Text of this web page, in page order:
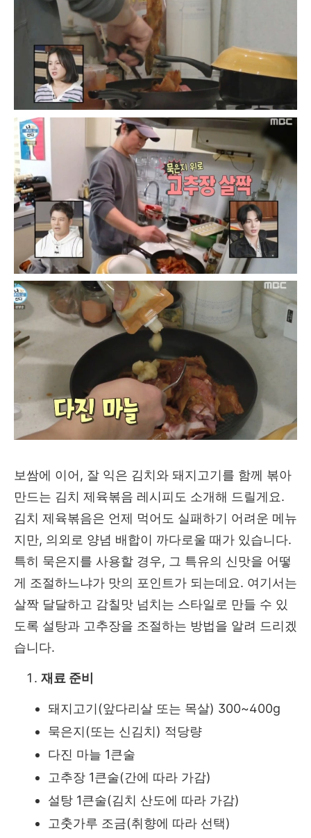
보쌈에 이어, 잘 익은 김치와 돼지고기를 함께 볶아
만드는 김치 제육볶음 레시피도 소개해 드릴게요.
김치 제육볶음은 언제 먹어도 실패하기 어려운 메뉴
지만, 의외로 양념 배합이 까다로울 때가 있습니다.
특히 묵은지를 사용할 경우, 그 특유의 신맛을 어떻
게 조절하느냐가 맛의 포인트가 되는데요. 여기서는
살짝 달달하고 감칠맛 넘치는 스타일로 만들 수 있
도록 설탕과 고추장을 조절하는 방법을 알려 드리겠
습니다.
재료 준비
돼지고기(앞다리살 또는 목살) 300~400g
묵은지(또는 신김치) 적당량
다진 마늘 1큰술
고추장 1큰술(간에 따라 가감)
설탕 1큰술(김치 산도에 따라 가감)
고춧가루 조금(취향에 따라 선택)